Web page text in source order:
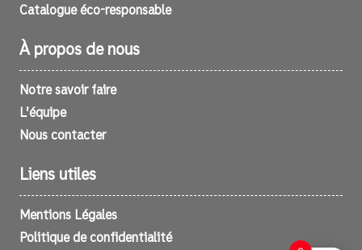
Catalogue éco-responsable
À propos de nous
Notre savoir faire
L’équipe
Nous contacter
Liens utiles
Mentions Légales
Politique de confidentialité